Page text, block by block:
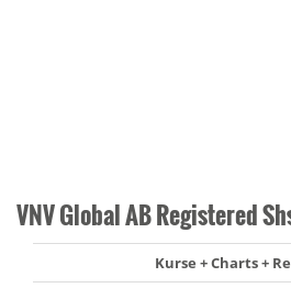
VNV Global AB Registered
Kurse + Charts +